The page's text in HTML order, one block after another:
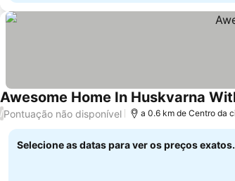
Awesome Home In Huskvarna
/Pontuação não disponível a 0.6 km de Centro da
Selecione as datas para ver os preços exatos.